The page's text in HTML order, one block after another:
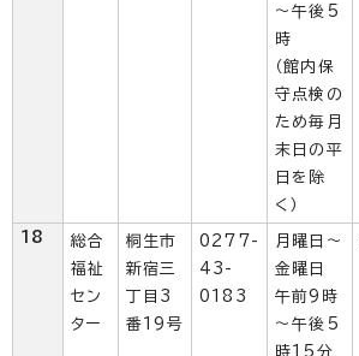
～午後5
時
（館内保
守点検の
ため毎月
末日の平
日を除
く）
18
総合
福祉
セン
ター
桐生市
新宿三
丁目3
番19号
0277-
43-
0183
月曜日～
金曜日
午前9時
～午後5
時15分